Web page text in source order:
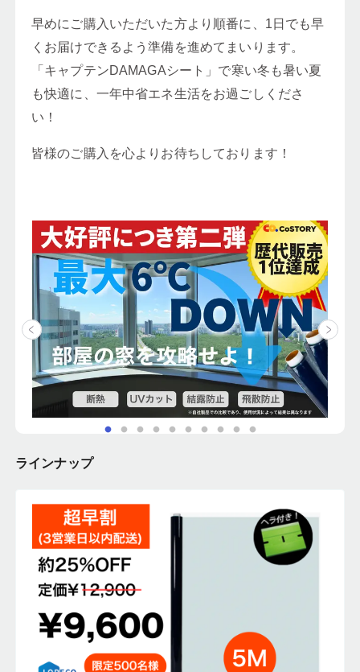
早めにご購入いただいた方より順番に、1日でも早
くお届けできるよう準備を進めてまいります。
「キャプテンDAMAGAシート」で寒い冬も暑い夏
も快適に、一年中省エネ生活をお過ごしくださ
い！
皆様のご購入を心よりお待ちしております！
ラインナップ